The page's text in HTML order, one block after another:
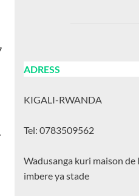
ADRESS
KIGALI-RWANDA
Tel: 0783509562
Wadusanga kuri maison de
imbere ya stade